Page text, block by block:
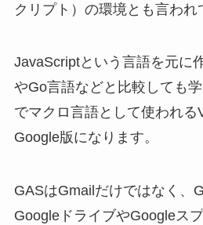
クリプト）の環境とも言われ
JavaScriptという言語を元に
やGo言語などと比較しても
でマクロ言語として使われる
Google版になります。
GASはGmailだけではなく、
GoogleドライブやGoogleス